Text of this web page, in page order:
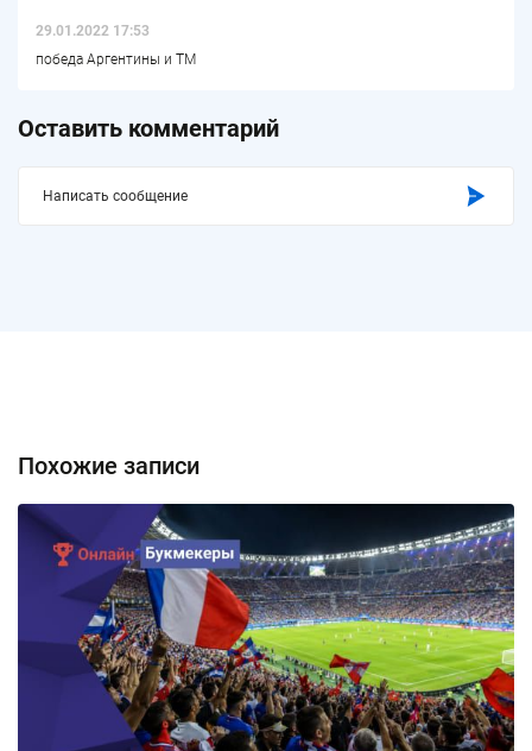
29.01.2022 17:53
победа Аргентины и ТМ
Оставить комментарий
Написать сообщение
Похожие записи